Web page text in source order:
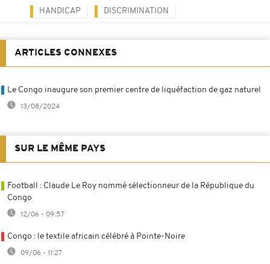
HANDICAP DISCRIMINATION
ARTICLES CONNEXES
Le Congo inaugure son premier centre de liquéfaction de gaz naturel
13/08/2024
SUR LE MÊME PAYS
Football : Claude Le Roy nommé sélectionneur de la République du
Congo
12/06 - 09:57
Congo : le textile africain célébré à Pointe-Noire
09/06 - 11:27